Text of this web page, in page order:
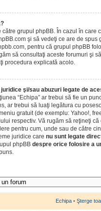
grupul phpBB. În cazul în care
şi să vedeţi ce are de
pentru că grupul phpBB
să consultaţi aceste forumuri şi
procedura explicată acolo.
şi/sau abuzuri legate de
“Echipa” ar trebui să fie un
ar trebui să luaţi legătura cu
gratuit (de exemplu: Yahoo!,
respectiv. Vă rugăm să reţineţi
pentru cum, unde sau de către
juridice care nu sunt legate
phpBB despre orice folosire a
Echipa • Şterge